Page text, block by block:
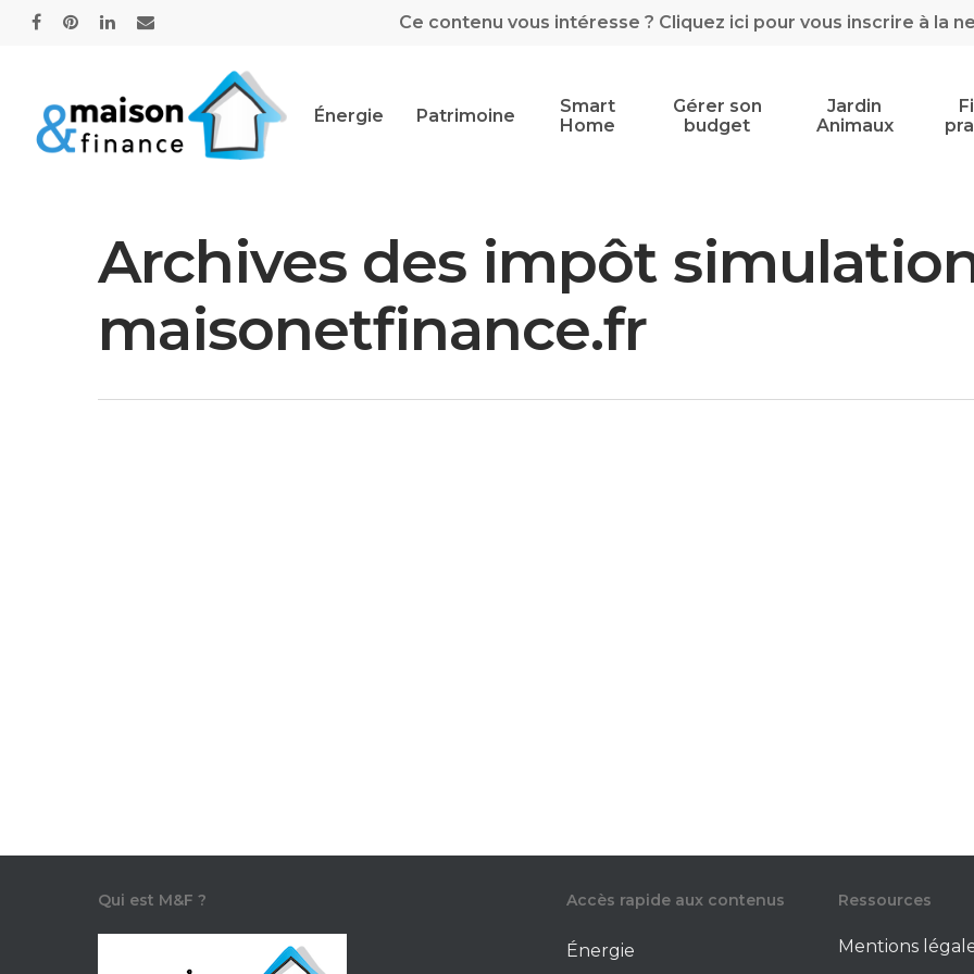
Ce contenu vous intéresse ? Cliquez ici pour vous inscrire à la
Hit enter to search or ESC to close
Énergie Patrimoine
Smart
Home
Gérer son
budget
Jardin
Animaux
Archives des impôt
maisonetfinance.fr
Qui est M&F ? Accès rapide aux contenus
Énergie
Ressources
Mentions